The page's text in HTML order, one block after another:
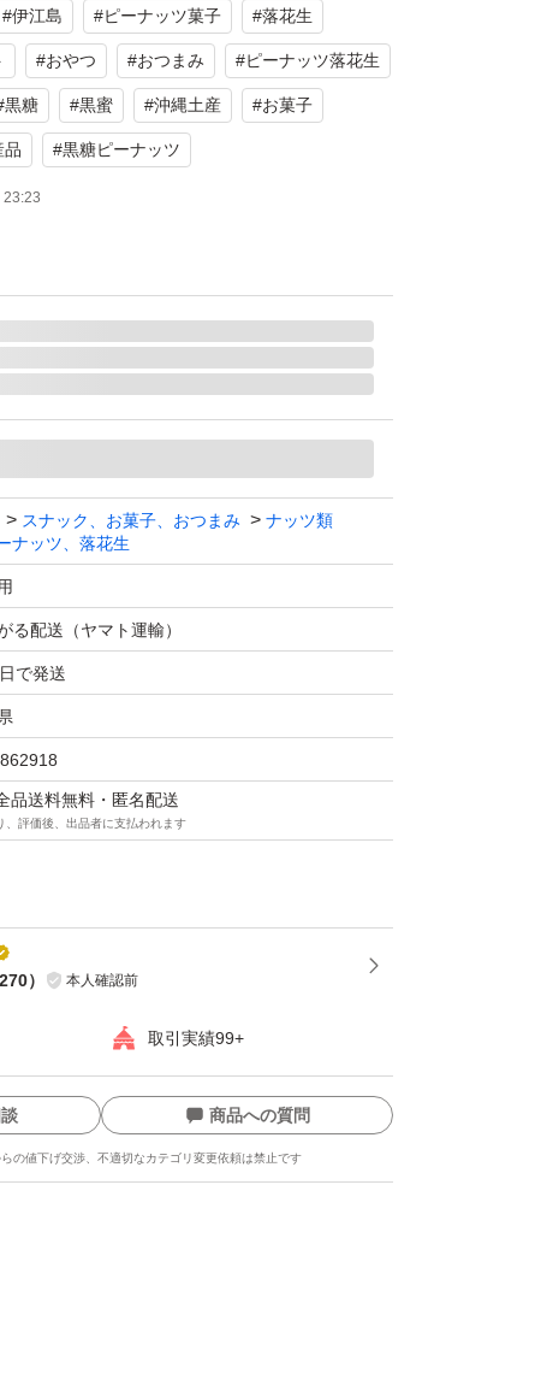
タミンB群、落花生のビタミンEや良質な脂
お菓子です。
ないところもうれしいポイント。
黒糖 #ピーナッツ #黒糖ピーナッツ #沖縄
島 #ピーナッツ菓子 #菓子 #落花生 #黒蜜 #
#伊江島 #ピーナッツ菓子 #落花生
#おやつ #おつまみ #ピーナッツ落花生
黒糖 #黒蜜 #沖縄土産 #お菓子
品 #黒糖ピーナッツ
スナック、お菓子、おつまみ
ナッツ類
ナッツ、落花生
る配送（ヤマト運輸）
で発送
品送料無料・匿名配送
、評価後、出品者に支払われます
270） 本人確認前
取引実績99+
商品への質問
の値下げ交渉、不適切なカテゴリ変更依頼は禁止です